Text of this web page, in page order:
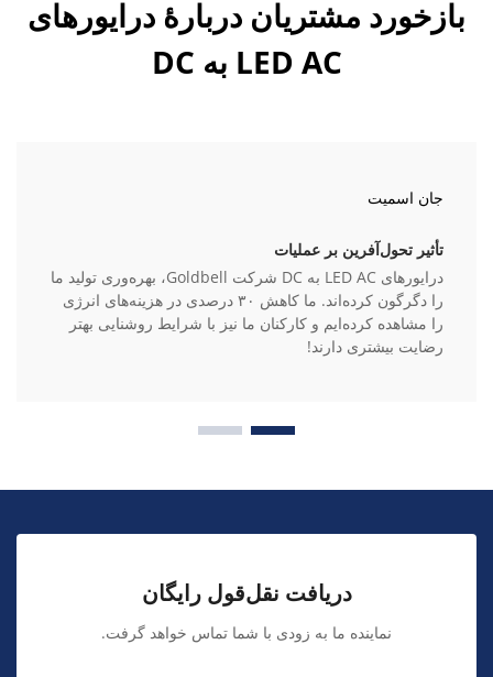
بازخورد مشتریان دربارهٔ درایورهای
LED AC به DC
جان اسمیت
تأثیر تحول‌آفرین بر عملیات
درایورهای LED AC به DC شرکت Goldbell، بهره‌وری تولید ما
را دگرگون کرده‌اند. ما کاهش ۳۰ درصدی در هزینه‌های انرژی
را مشاهده کرده‌ایم و کارکنان ما نیز با شرایط روشنایی بهتر
رضایت بیشتری دارند!
دریافت نقل‌قول رایگان
نماینده ما به زودی با شما تماس خواهد گرفت.